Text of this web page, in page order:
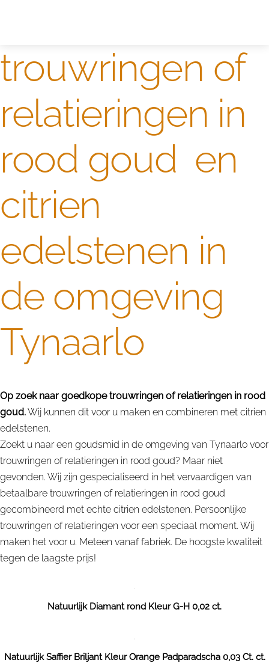
trouwringen of
relatieringen in
rood goud en
citrien
edelstenen in
de omgeving
Tynaarlo
Op zoek naar goedkope trouwringen of relatieringen in rood
goud.Wij kunnen dit voor u maken en combineren met citrien
edelstenen.
Zoekt u naar een goudsmid in de omgeving van Tynaarlo voor
trouwringen of relatieringen in rood goud? Maar niet
gevonden. Wij zijn gespecialiseerd in het vervaardigen van
betaalbare trouwringen of relatieringen in rood goud
gecombineerd met echte citrien edelstenen. Persoonlijke
trouwringen of relatieringen voor een speciaal moment. Wij
maken het voor u. Meteen vanaf fabriek. De hoogste kwaliteit
tegen de laagste prijs!
Natuurlijk Diamant rond Kleur G-H 0,02 ct.
Natuurlijk Saffier Briljant Kleur Orange Padparadscha 0,03 Ct. ct.